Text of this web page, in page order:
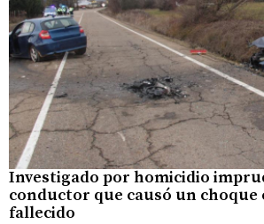
Investigado por homicidio
conductor que causó un choque
fallecido